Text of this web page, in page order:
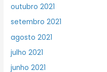
outubro 2021
setembro 2021
agosto 2021
julho 2021
junho 2021